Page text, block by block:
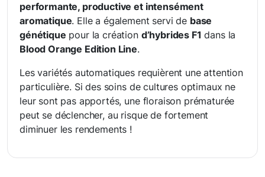
performante, productive et intensément
aromatique. Elle a également servi de base
génétique pour la création d’hybrides F1 dans la
Blood Orange Edition Line.
Les variétés automatiques requièrent une attention
particulière. Si des soins de cultures optimaux ne
leur sont pas apportés, une floraison prématurée
peut se déclencher, au risque de fortement
diminuer les rendements !